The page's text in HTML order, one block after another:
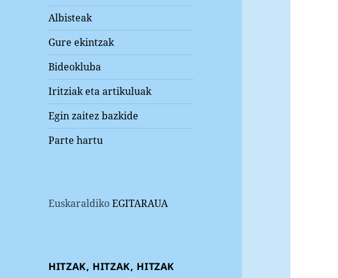
Albisteak
Gure ekintzak
Bideokluba
Iritziak eta artikuluak
Egin zaitez bazkide
Parte hartu
EuskaraldikoEGITARAUA
HITZAK, HITZAK, HITZAK